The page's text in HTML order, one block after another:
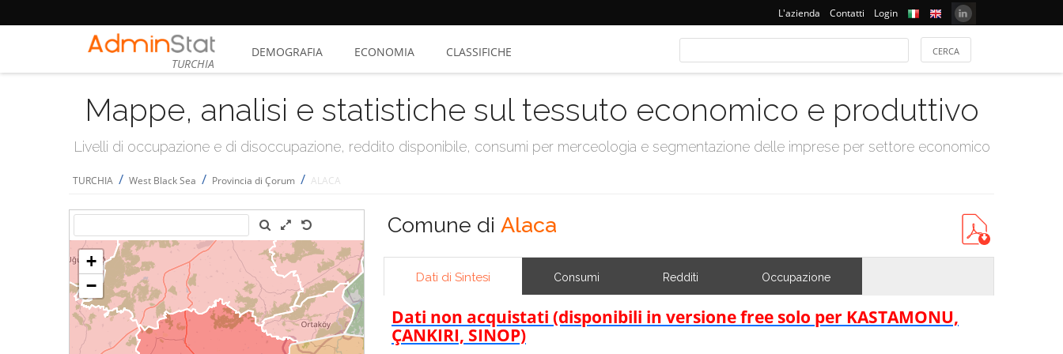
L'azienda Contatti Login
TURCHIA
DEMOGRAFIA ECONOMIA CLASSIFICHE
Mappe, analisi e statistiche sul tessuto economico e produttivo
Livelli di occupazione e di disoccupazione, reddito disponibile, consumi per merceologia e segmentazione delle imprese per settore economico
TURCHIA / West Black Sea / Provincia di Çorum / ALACA
Comune di Alaca
Dati di Sintesi Consumi Redditi Occupazione
Dati non acquistati (disponibili in versione free solo per KASTAMONU,
ÇANKIRI, SINOP)